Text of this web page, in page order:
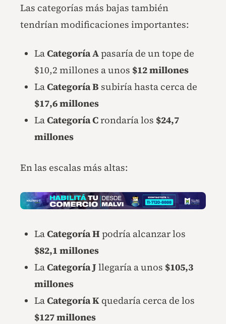
Las categorías más bajas también
tendrían modificaciones importantes:
LaCategoría Apasaría de un tope de
$10,2 millones a unos $12 millones
LaCategoría B subiría hasta cerca de
$17,6 millones
LaCategoría Crondaría los $24,7
millones
En las escalas más altas:
LaCategoría Hpodría alcanzar los
$82,1 millones
LaCategoría J llegaría a unos $105,3
millones
LaCategoría Kquedaría cerca de los
$127 millones